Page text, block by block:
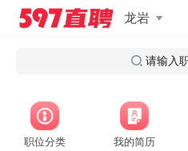
龙岩
请输入
职位分类 我的简历
2026福建龙岩连城县慈善总会招聘工
2026福建龙岩市公安局招聘警务辅助